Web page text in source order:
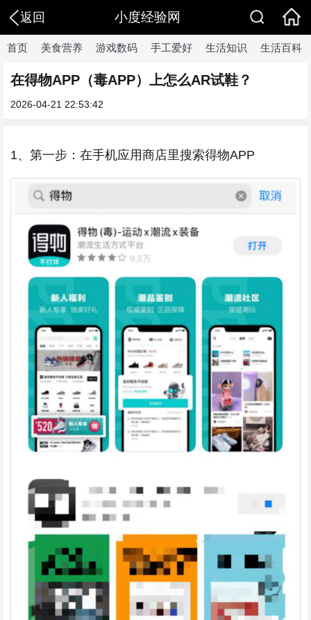
返回 小度经验网
首页 美食营养 游戏数码 手工爱好 生活知识 生活百科
在得物APP（毒APP）上怎么AR试鞋？
2026-04-21 22:53:42
1、第一步：在手机应用商店里搜索得物APP